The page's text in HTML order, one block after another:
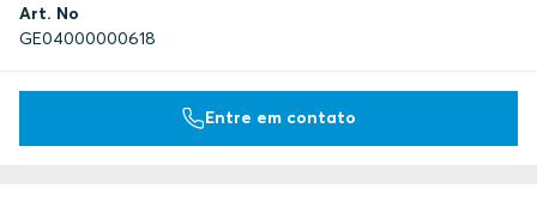
Art. No
GE04000000618
Entre em contato